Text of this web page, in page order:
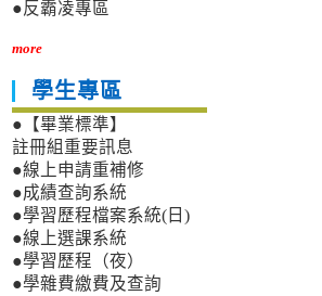
●反霸凌專區
more
學生專區
●【畢業標準】
註冊組重要訊息
●線上申請重補修
●成績查詢系統
●學習歷程檔案系統(日)
●線上選課系統
●學習歷程（夜）
●學雜費繳費及查詢